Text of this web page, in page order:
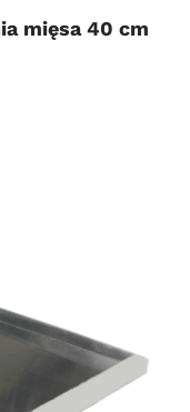
mięsa 40 cm